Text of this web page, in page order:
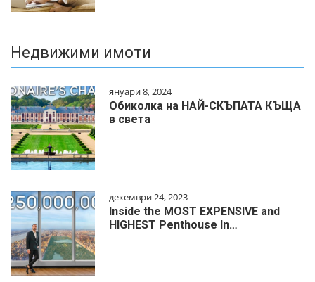
Недвижими имоти
януари 8, 2024
Обиколка на НАЙ-СКЪПАТА КЪЩА
в света
декември 24, 2023
Inside the MOST EXPENSIVE and
HIGHEST Penthouse In…